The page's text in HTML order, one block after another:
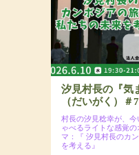
参加費：一般2,000
で割引あり）
汐見村長の『気
（だいがく）＃7
村長の汐見稔幸が、
ゃべるライトな感覚
マ：『 汐見村長のカ
を考える』